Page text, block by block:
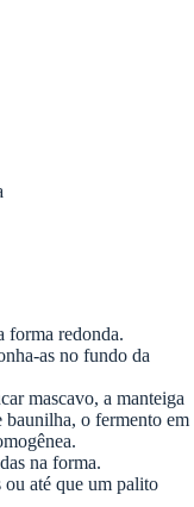
forma redonda.
as no fundo da
mascavo, a manteiga
baunilha, o fermento em
na forma.
até que um palito